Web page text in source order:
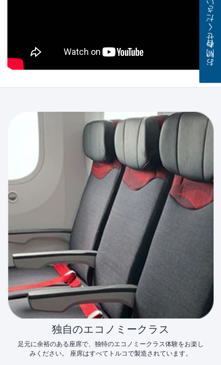
独自のエコノミークラス
足元に余裕のある座席で、独特のエコノミークラス体験をお楽し
みください。 座席はすべてトルコで製造されています。
お問い合わせください